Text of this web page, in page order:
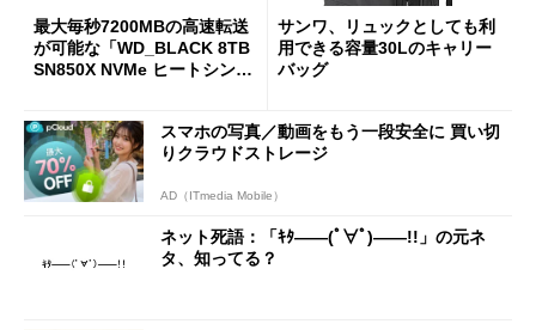
最大毎秒7200MBの高速転送
が可能な「WD_BLACK 8TB
SN850X NVMe ヒートシンク
サンワ、リュックとしても利
用できる容量30Lのキャリー
バッグ
スマホの写真／動画をもう一段安全に 買い切
りクラウドストレージ
AD（ITmedia Mobile）
ネット死語：「ｷﾀ――(ﾟ∀ﾟ)――!!」の元ネ
タ、知ってる？